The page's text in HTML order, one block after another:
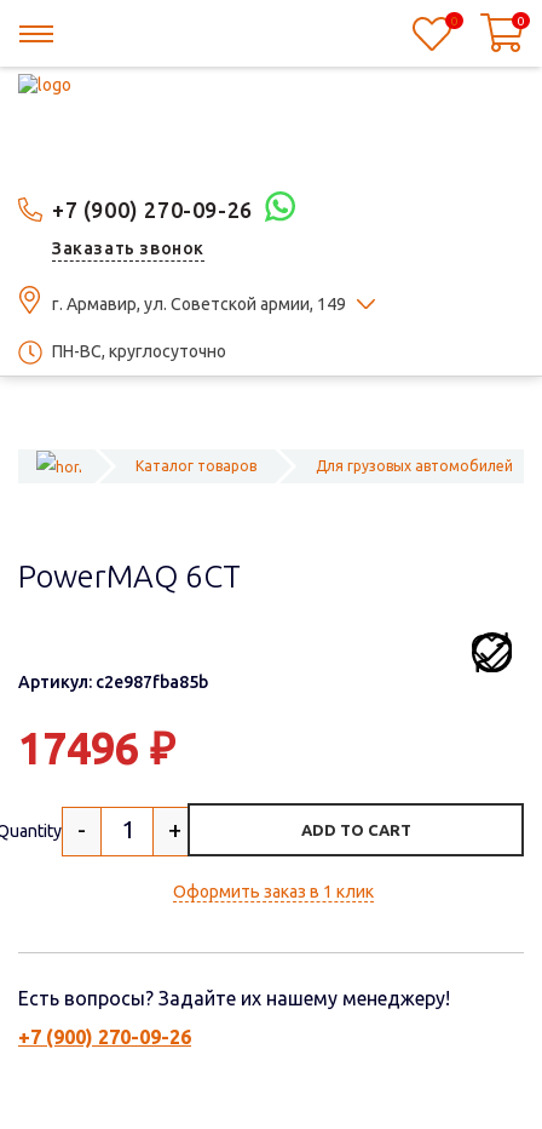
+7 (900) 270-09-26
Заказать звонок
г. Армавир, ул. Советской армии, 149
ПН-ВС, круглосуточно
0 0
Каталог товаров Для грузовых автомобилей
PowerMAQ 6СТ
Артикул: c2e987fba85b
17496 ₽
- + ADD TO CART
Оформить заказ в 1 клик
Есть вопросы? Задайте их нашему менеджеру!
+7 (900) 270-09-26